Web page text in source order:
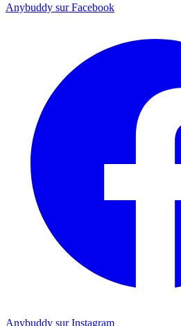
Anybuddy sur Facebook
Anybuddy sur Instagram